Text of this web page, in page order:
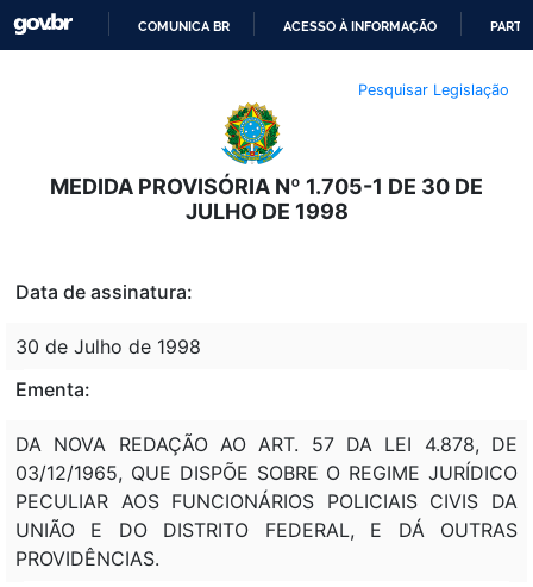
O
CONTEÚDO
COMUNICA BR ACESSO À INFORMAÇÃO
Pesquisar Legislação
MEDIDA PROVISÓRIA Nº 1.705-1 DE 30 DE
JULHO DE 1998
Data de assinatura:
30 de Julho de 1998
Ementa:
DA NOVA REDAÇÃO AO ART. 57 DA LEI 4.878, DE
03/12/1965, QUE DISPÕE SOBRE O REGIME JURÍDICO
PECULIAR AOS FUNCIONÁRIOS POLICIAIS CIVIS DA
UNIÃO E DO DISTRITO FEDERAL, E DÁ OUTRAS
PROVIDÊNCIAS.